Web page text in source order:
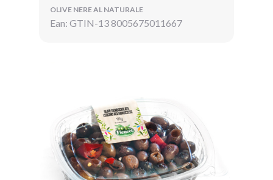
OLIVE NERE AL NATURALE
Ean: GTIN-13 8005675011667